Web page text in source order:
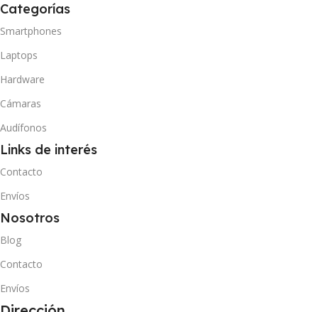
Categorías
Smartphones
Laptops
Hardware
Cámaras
Audífonos
Links de interés
Contacto
Envíos
Nosotros
Blog
Contacto
Envíos